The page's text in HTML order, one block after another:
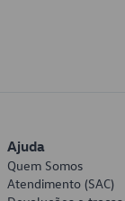
Ajuda
Quem Somos
Atendimento (SAC)